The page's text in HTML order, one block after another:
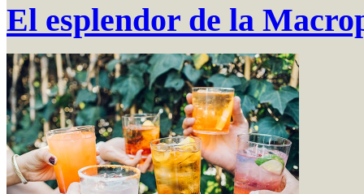
El esplendor de la